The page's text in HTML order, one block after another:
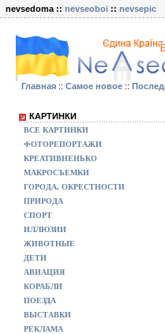
nevsedoma :: nevseoboi :: nevsepic
Главная :: Самое новое ::
КАРТИНКИ
ВСЕ КАРТИНКИ
ФОТОРЕПОРТАЖИ
КРЕАТИВНЕНЬКО
МАКРОСЪЕМКИ
ГОРОДА, ОКРЕСТНОСТИ
ПРИРОДА
СПОРТ
ИЛЛЮЗИИ
ЖИВОТНЫЕ
ДЕТИ
АВИАЦИЯ
КОРАБЛИ
ПОЕЗДА
ВЫСТАВКИ
РЕКЛАМА